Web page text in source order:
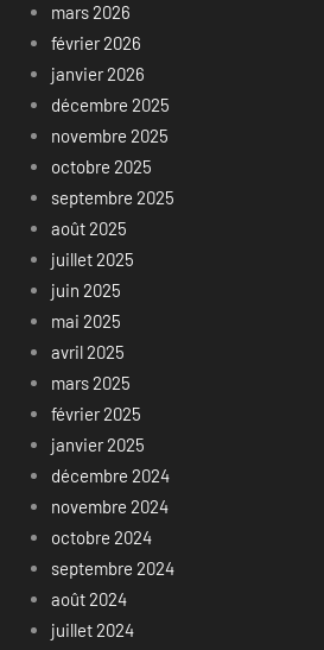
mars 2026
février 2026
janvier 2026
décembre 2025
novembre 2025
octobre 2025
septembre 2025
août 2025
juillet 2025
juin 2025
mai 2025
avril 2025
mars 2025
février 2025
janvier 2025
décembre 2024
novembre 2024
octobre 2024
septembre 2024
août 2024
juillet 2024